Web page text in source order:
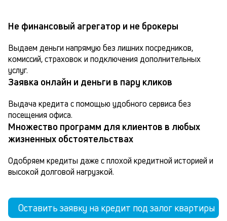
Не финансовый агрегатор и не брокеры
Выдаем деньги напрямую без лишних посредников,
комиссий, страховок и подключения дополнительных
услуг.
Заявка онлайн и деньги в пару кликов
Выдача кредита с помощью удобного сервиса без
посещения офиса.
Множество программ для клиентов в любых
жизненных обстоятельствах
Одобряем кредиты даже с плохой кредитной историей и
высокой долговой нагрузкой.
Оставить заявку на кредит под залог квартиры